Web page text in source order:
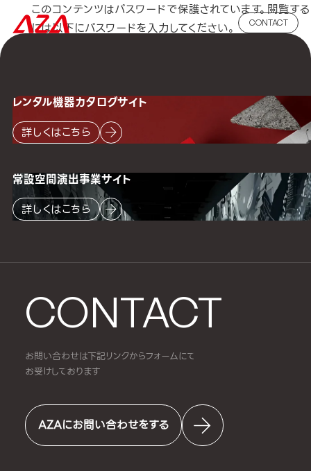
CONTACT
このコンテンツはパスワードで保護されています。閲覧する
には以下にパスワードを入力してください。
CONTACT
お問い合わせは下記リンクからフォームにて
お受けしております
AZAにお問い合わせをする
レンタル機器カタログサイト
詳しくはこちら
常設空間演出事業サイト
詳しくはこちら